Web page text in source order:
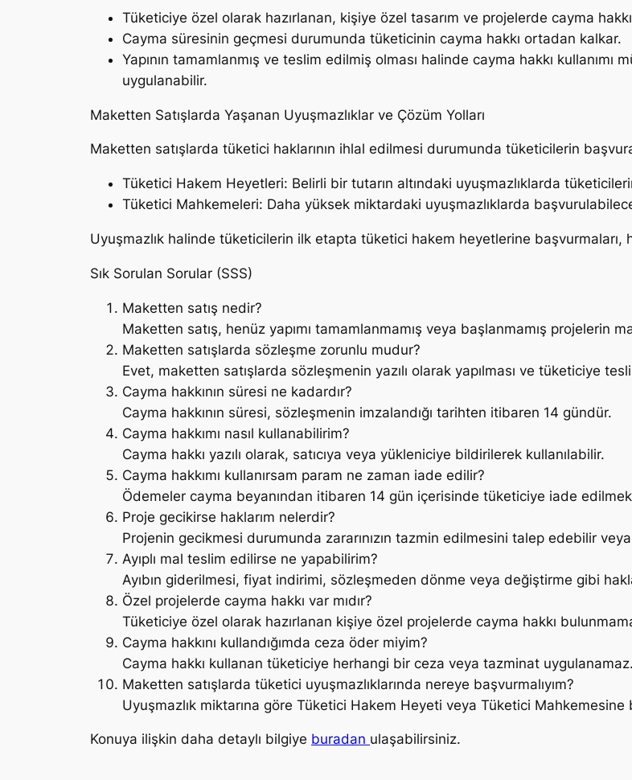
Tüketiciye özel olarak hazırlanan, kişiye özel tasarım ve projelerde cayma
Cayma süresinin geçmesi durumunda tüketicinin cayma hakkı ortadan kalkar.
Yapının tamamlanmış ve teslim edilmiş olması halinde cayma hakkı
uygulanabilir.
Maketten Satışlarda Yaşanan Uyuşmazlıklar ve Çözüm Yolları
Maketten satışlarda tüketici haklarının ihlal edilmesi durumunda tüketicilerin
Tüketici Hakem Heyetleri: Belirli bir tutarın altındaki uyuşmazlıklarda
Tüketici Mahkemeleri: Daha yüksek miktardaki uyuşmazlıklarda
Uyuşmazlık halinde tüketicilerin ilk etapta tüketici hakem heyetlerine başvurmaları,
Sık Sorulan Sorular (SSS)
Maketten satış nedir?
Maketten satış, henüz yapımı tamamlanmamış veya başlanmamış projelerin
Maketten satışlarda sözleşme zorunlu mudur?
Evet, maketten satışlarda sözleşmenin yazılı olarak yapılması ve tüketiciye
Cayma hakkının süresi ne kadardır?
Cayma hakkının süresi, sözleşmenin imzalandığı tarihten itibaren 14 gündür.
Cayma hakkımı nasıl kullanabilirim?
Cayma hakkı yazılı olarak, satıcıya veya yükleniciye bildirilerek kullanılabilir.
Cayma hakkımı kullanırsam param ne zaman iade edilir?
Ödemeler cayma beyanından itibaren 14 gün içerisinde tüketiciye iade
Proje gecikirse haklarım nelerdir?
Projenin gecikmesi durumunda zararınızın tazmin edilmesini talep edebilir
Ayıplı mal teslim edilirse ne yapabilirim?
Ayıbın giderilmesi, fiyat indirimi, sözleşmeden dönme veya değiştirme gibi
Özel projelerde cayma hakkı var mıdır?
Tüketiciye özel olarak hazırlanan kişiye özel projelerde cayma hakkı
Cayma hakkını kullandığımda ceza öder miyim?
Cayma hakkı kullanan tüketiciye herhangi bir ceza veya tazminat uygulanamaz.
Maketten satışlarda tüketici uyuşmazlıklarında nereye başvurmalıyım?
Uyuşmazlık miktarına göre Tüketici Hakem Heyeti veya Tüketici Mahkemesine
Konuya ilişkin daha detaylı bilgiye buradan ulaşabilirsiniz.